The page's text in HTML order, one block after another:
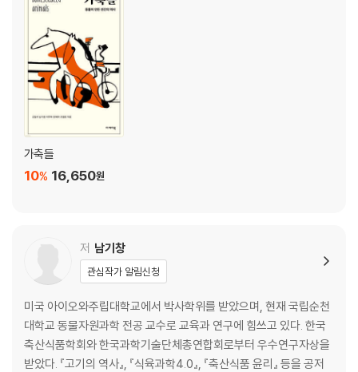
제주마가 없었다면 90
최초의 국민 자동차 ‘포니’는 조랑말 92
3. 말이 주인공인 우화들 99
3부 당나귀
1. 사회적 약자를 상징하는 가축 123
당나귀에 대한 모순적인 태도 125
말보다 3,000여 년 앞선 역사 127
여왕과 함께 묻힌 당나귀 부대 134
인간을 도우려는 신의 의지 138
3. 당나귀가 주인공인 우화들 143
4부 소
가축들
16,650원
10%
저 남기창
관심작가 알림신청
미국 아이오와주립대학교에서 박사학위를 받았으며, 현재 국립순천
대학교 동물자원과학 전공 교수로 교육과 연구에 힘쓰고 있다. 한국
축산식품학회와 한국과학기술단체총연합회로부터 우수연구자상을
받았다. 『고기의 역사』, 『식육과학4.0』, 『축산식품 윤리』 등을 공저